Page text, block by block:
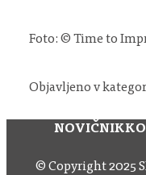
Foto: © Time to
Objavljeno v
NOVIČNIK
© Copyright 2025